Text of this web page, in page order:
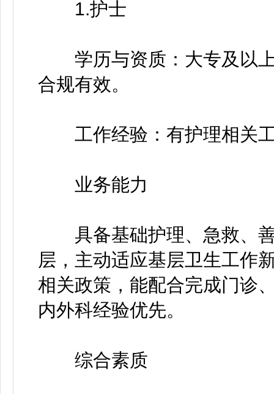
1.护士
学历与资质：大专及以上
合规有效。
工作经验：有护理相关
业务能力
具备基础护理、急救、善
层，主动适应基层卫生工作
相关政策，能配合完成门诊
内外科经验优先。
综合素质